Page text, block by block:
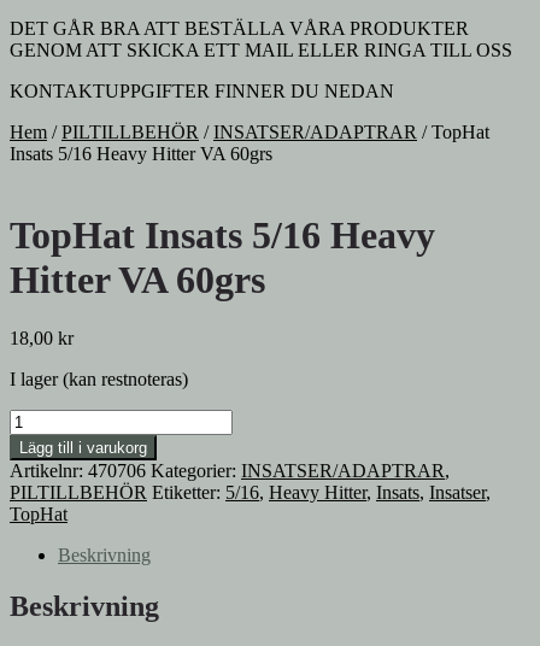
DET GÅR BRA ATT BESTÄLLA VÅRA PRODUKTER
GENOM ATT SKICKA ETT MAIL ELLER RINGA TILL OSS
KONTAKTUPPGIFTER FINNER DU NEDAN
Hem /PILTILLBEHÖR /INSATSER/ADAPTRAR /TopHat
Insats 5/16 Heavy Hitter VA 60grs
TopHat Insats 5/16 Heavy
Hitter VA 60grs
18,00 kr
I lager (kan restnoteras)
TopHat
Insats
5/16
Heavy
Hitter
VA
60grs
mängd
Lägg till i varukorg
Artikelnr: 470706 Kategorier: INSATSER/ADAPTRAR,
PILTILLBEHÖR Etiketter: 5/16, Heavy Hitter, Insats, Insatser,
TopHat
Beskrivning
Beskrivning